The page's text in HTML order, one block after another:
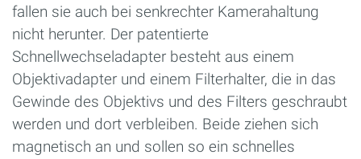
fallen sie auch bei senkrechter Kamerahaltung
nicht herunter. Der patentierte
Schnellwechseladapter besteht aus einem
Objektivadapter und einem Filterhalter, die in das
Gewinde des Objektivs und des Filters geschraubt
werden und dort verbleiben. Beide ziehen sich
magnetisch an und sollen so ein schnelles